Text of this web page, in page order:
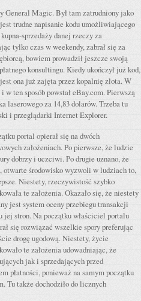
General Magic. Był tam zatrudniony jako
trudne napisanie kodu umożliwiającego
sprzedaży danej rzeczy za
tylko czas w weekendy, zabrał się za
bowiem prowadził jeszcze swoją
konsultingu. Kiedy ukończył już kod,
ona już zajęta przez kopalnię złota. W
ten sposób powstał eBay.com. Pierwszą
laserowego za 14,83 dolarów. Trzeba tu
i przeglądarki Internet Explorer.
portal opierał się na dwóch
założeniach. Po pierwsze, że ludzie
dobrzy i uczciwi. Po drugie uznano, że
otwarte środowisko wyzwoli w ludziach to,
Niestety, rzeczywistość szybko
te założenia. Okazało się, że niestety
jest system oceny przebiegu transakcji
jej stron. Na początku właściciel portalu
się rozwiązać wszelkie spory preferując
drogę ugodową. Niestety, życie
te założenia udowadniając, że
jak i sprzedających przed
płatności, ponieważ na samym początku
Tu także dochodziło do licznych